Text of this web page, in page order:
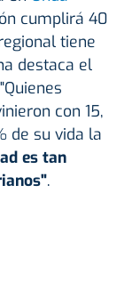
cumplirá 40
tiene
destaca el
con 15,
de su vida la
es tan
.